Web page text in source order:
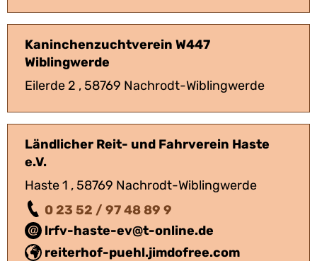
Kaninchenzuchtverein W447
Wiblingwerde
Eilerde 2 , 58769 Nachrodt-Wiblingwerde
reiterhof-puehl.jimdofree.com
lrfv-haste-ev@t-online.de
Ländlicher Reit- und Fahrverein Haste
e.V.
Haste 1 , 58769 Nachrodt-Wiblingwerde
0 23 52 / 97 48 89 9